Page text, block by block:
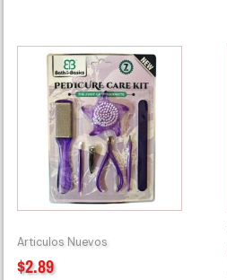
Articulos Nuevos
$2.89
56537
PEDICURE
92222
quantity